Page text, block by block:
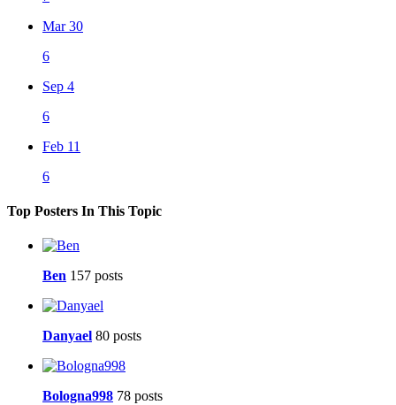
Mar 30
6
Sep 4
6
Feb 11
6
Top Posters In This Topic
Ben 157 posts
Danyael 80 posts
Bologna998 78 posts